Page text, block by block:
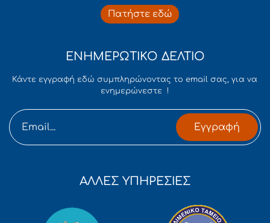
Πατήστε εδώ
ΕΝΗΜΕΡΩΤΙΚΟ ΔΕΛΤΙΟ
Κάντε εγγραφή εδώ συμπληρώνοντας το email σας, για να
ενημερώνεστε !
Εγγραφή
ΑΛΛΕΣ ΥΠΗΡΕΣΙΕΣ